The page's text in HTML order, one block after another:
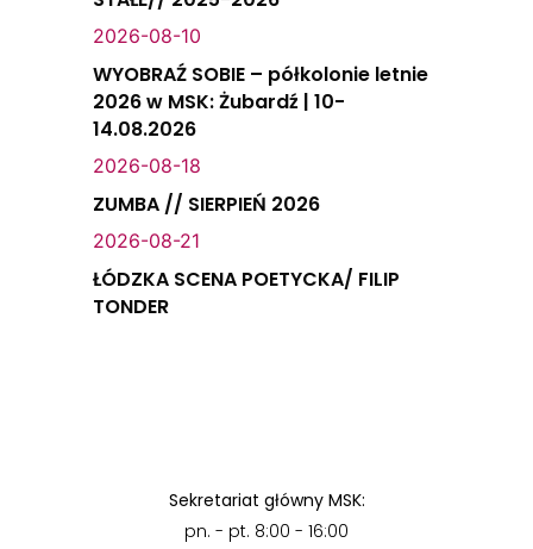
2026-08-10
WYOBRAŹ SOBIE – półkolonie letnie
2026 w MSK: Żubardź | 10-
14.08.2026
2026-08-18
ZUMBA // SIERPIEŃ 2026
2026-08-21
ŁÓDZKA SCENA POETYCKA/ FILIP
TONDER
Sekretariat główny MSK:
pn. - pt. 8:00 - 16:00